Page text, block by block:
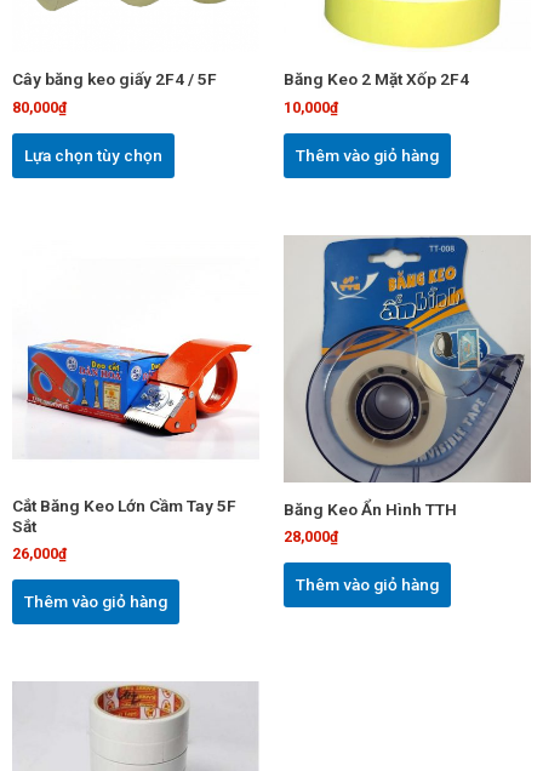
Cây băng keo giấy 2F4 / 5F
80,000₫
Lựa chọn tùy chọn
có
được
Băng Keo 2 Mặt Xốp 2F4
10,000₫
Thêm vào giỏ hàng
Cắt Băng Keo Lớn Cầm Tay 5F
Sắt
26,000₫
Thêm vào giỏ hàng
Băng Keo Ẩn Hình TTH
28,000₫
Thêm vào giỏ hàng
Sản
phẩm
này